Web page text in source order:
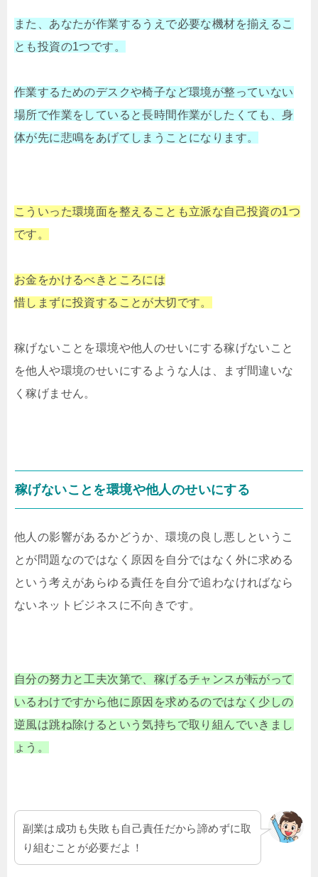
また、あなたが作業するうえで必要な機材を揃えるこ
とも投資の1つです。
作業するためのデスクや椅子など環境が整っていない
場所で作業をしていると長時間作業がしたくても、身
体が先に悲鳴をあげてしまうことになります。
こういった環境面を整えることも立派な自己投資の1つ
です。
お金をかけるべきところには
惜しまずに投資することが大切です。
稼げないことを環境や他人のせいにする稼げないこと
を他人や環境のせいにするような人は、まず間違いな
く稼げません。
稼げないことを環境や他人のせいにする
他人の影響があるかどうか、環境の良し悪しというこ
とが問題なのではなく原因を自分ではなく外に求める
という考えがあらゆる責任を自分で追わなければなら
ないネットビジネスに不向きです。
自分の努力と工夫次第で、稼げるチャンスが転がって
いるわけですから他に原因を求めるのではなく少しの
逆風は跳ね除けるという気持ちで取り組んでいきまし
ょう。
副業は成功も失敗も自己責任だから諦めずに取
り組むことが必要だよ！